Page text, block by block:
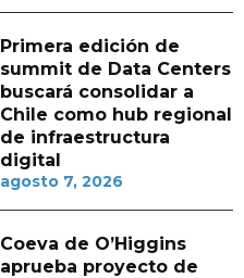
Primera edición de
summit de Data Centers
buscará consolidar a
Chile como hub regional
de infraestructura
digital
agosto 7, 2026
Coeva de O’Higgins
aprueba proyecto de